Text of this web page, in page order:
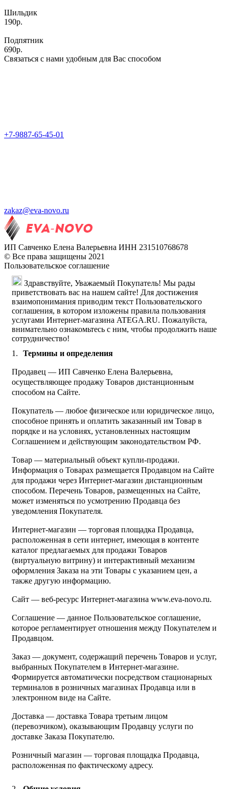
Шильдик
190р.
Подпятник
690р.
Связаться с нами удобным для Вас способом
+7-9887-65-45-01
zakaz@eva-novo.ru
ИП Савченко Елена Валерьевна ИНН 231510768678
© Все права защищены 2021
Пользовательское соглашение
Здравствуйте, Уважаемый Покупатель! Мы рады
приветствовать вас на нашем сайте! Для достижения
взаимопонимания приводим текст Пользовательского
соглашения, в котором изложены правила пользования
услугами Интернет-магазина ATEGA.RU. Пожалуйста,
внимательно ознакомьтесь с ним, чтобы продолжить наше
сотрудничество!
Термины и определения
Продавец — ИП Савченко Елена Валерьевна,
осуществляющее продажу Товаров дистанционным
способом на Сайте.
Покупатель — любое физическое или юридическое лицо,
способное принять и оплатить заказанный им Товар в
порядке и на условиях, установленных настоящим
Соглашением и действующим законодательством РФ.
Товар — материальный объект купли-продажи.
Информация о Товарах размещается Продавцом на Сайте
для продажи через Интернет-магазин дистанционным
способом. Перечень Товаров, размещенных на Сайте,
может изменяться по усмотрению Продавца без
уведомления Покупателя.
Интернет-магазин — торговая площадка Продавца,
расположенная в сети интернет, имеющая в контенте
каталог предлагаемых для продажи Товаров
(виртуальную витрину) и интерактивный механизм
оформления Заказа на эти Товары с указанием цен, а
также другую информацию.
Сайт — веб-ресурс Интернет-магазина www.eva-novo.ru.
Соглашение — данное Пользовательское соглашение,
которое регламентирует отношения между Покупателем и
Продавцом.
Заказ — документ, содержащий перечень Товаров и услуг,
выбранных Покупателем в Интернет-магазине.
Формируется автоматически посредством стационарных
терминалов в розничных магазинах Продавца или в
электронном виде на Сайте.
Доставка — доставка Товара третьим лицом
(перевозчиком), оказывающим Продавцу услуги по
доставке Заказа Покупателю.
Розничный магазин — торговая площадка Продавца,
расположенная по фактическому адресу.